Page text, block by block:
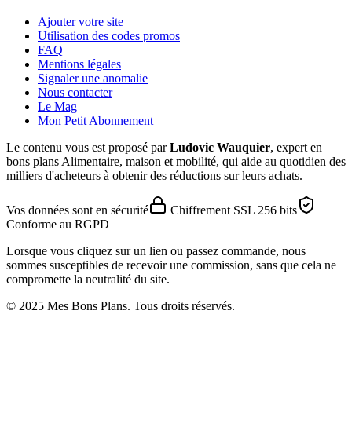
Ajouter votre site
Utilisation des codes promos
FAQ
Mentions légales
Signaler une anomalie
Nous contacter
Le Mag
Mon Petit Abonnement
Le contenu vous est proposé parLudovic Wauquier, expert en
bons plans Alimentaire, maison et mobilité, qui aide au quotidien des
milliers d'acheteurs à obtenir des réductions sur leurs achats.
Vos données sont en sécurité
Chiffrement SSL 256 bits
Conforme au RGPD
Lorsque vous cliquez sur un lien ou passez commande, nous
sommes susceptibles de recevoir une commission, sans que cela ne
compromette la neutralité du site.
© 2025 Mes Bons Plans. Tous droits réservés.